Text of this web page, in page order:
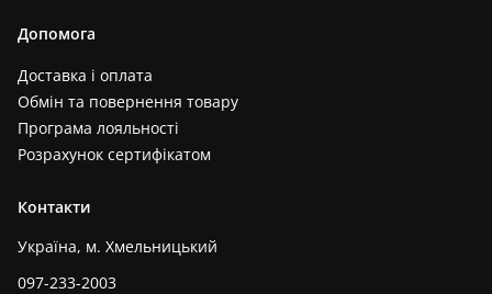
Допомога
Доставка і оплата
Обмін та повернення товару
Програма лояльності
Розрахунок сертифікатом
Контакти
Україна, м. Хмельницький
097-233-2003